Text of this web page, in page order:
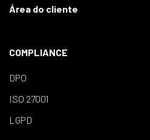
Área do cliente
COMPLIANCE
DPO
ISO 27001
LGPD